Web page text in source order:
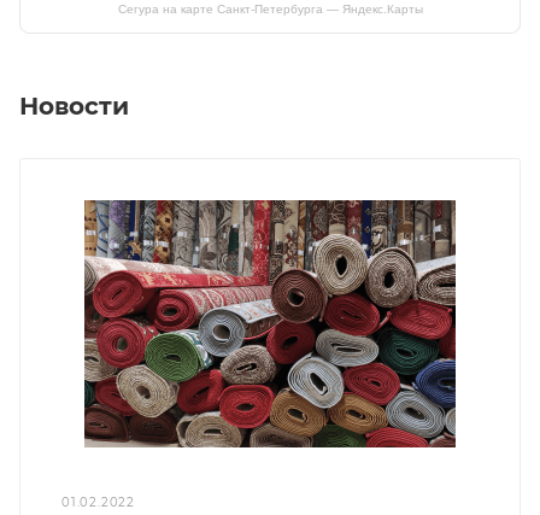
Сегура на карте Санкт‑Петербурга — Яндекс.Карты
Новости
01.02.2022